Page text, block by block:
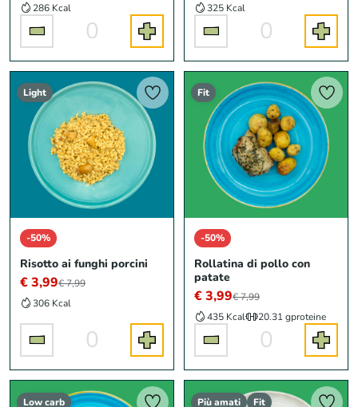
286 Kcal
0
325 Kcal
0
Light
-50%
Risotto ai funghi porcini
€ 3,99€ 7,99
306 Kcal
0
Fit
-50%
Rollatina di pollo con
patate
€ 3,99€ 7,99
435 Kcal
20.31 gproteine
0
Low carb Più amati Fit